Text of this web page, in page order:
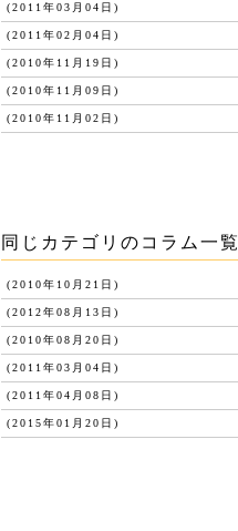
(2011年03月04日)
(2011年02月04日)
(2010年11月19日)
(2010年11月09日)
(2010年11月02日)
同じカテゴリのコラム一覧
(2010年10月21日)
(2012年08月13日)
(2010年08月20日)
(2011年03月04日)
(2011年04月08日)
(2015年01月20日)